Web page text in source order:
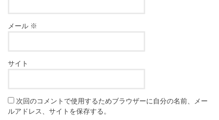
メール ※
サイト
次回のコメントで使用するためブラウザーに自分の名前、メー
ルアドレス、サイトを保存する。